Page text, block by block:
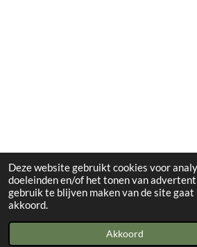
Deze website gebruikt cookies voor
doeleinden en/of het tonen van
gebruik te blijven maken van de site gaat
akkoord.
Akkoord
YouTube